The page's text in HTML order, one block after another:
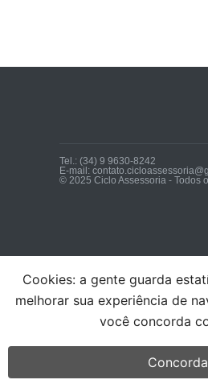
Tel.: (34) 9 9630-8242
E-mail:
© 2025 Ciclo Assessoria - Todos
Cookies: a gente guarda
melhorar sua experiência de
você concorda